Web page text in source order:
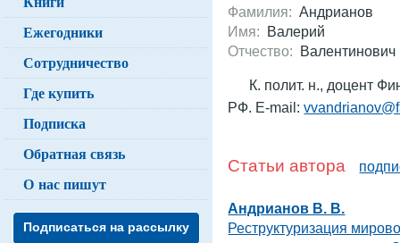
Фамилия: Андрианов
Имя: Валерий
Отчество: Валентинович
К. полит. н., доцент
РФ. E-mail:
Статьи автора
Андрианов В. В.
Реструктуризация
Ежегодники
Сотрудничество
Где купить
Подписка
Обратная связь
О нас пишут
Подписаться на рассылку